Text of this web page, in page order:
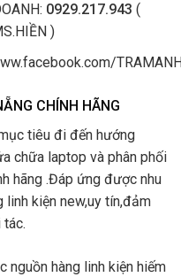
0929.217.943 (
)
CHÍNH HÃNG
tiêu đi đến hướng
chữa laptop và phân phối
hãng .Đáp ứng được nhu
linh kiện new,uy tín,đảm
tác.
nguồn hàng linh kiện hiếm